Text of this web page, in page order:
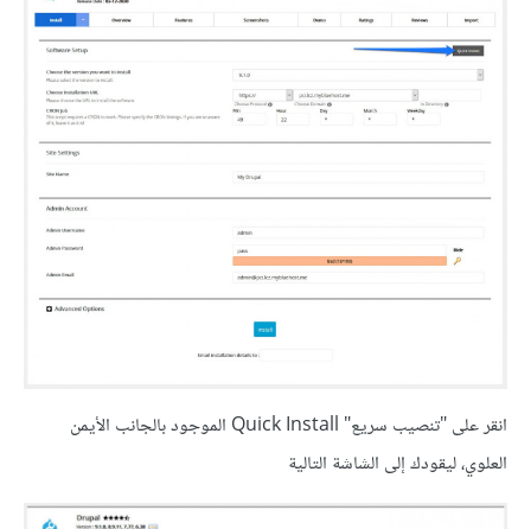
انقر على "تنصيب سريع" Quick Install الموجود بالجانب الأيمن
العلوي، ليقودك إلى الشاشة التالية